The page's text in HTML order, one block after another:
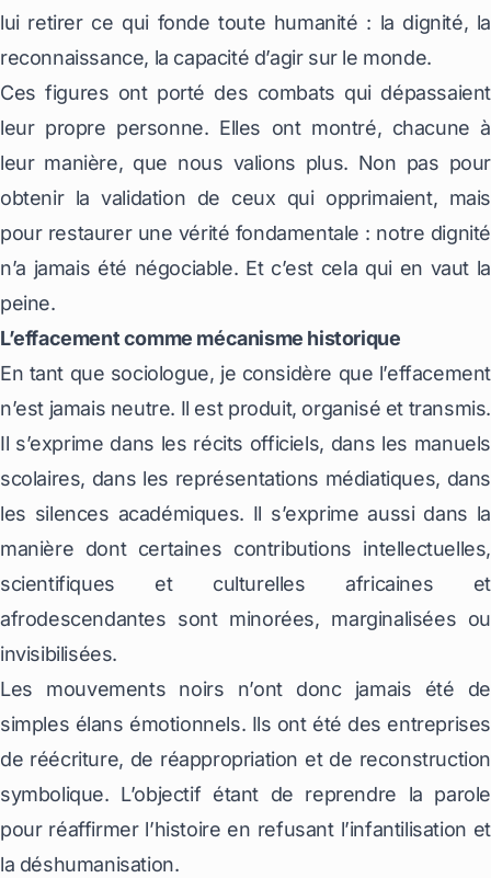
lui retirer ce qui fonde toute humanité : la dignité, la
reconnaissance, la capacité d’agir sur le monde.
Ces figures ont porté des combats qui dépassaient
leur propre personne. Elles ont montré, chacune à
leur manière, que nous valions plus. Non pas pour
obtenir la validation de ceux qui opprimaient, mais
pour restaurer une vérité fondamentale : notre dignité
n’a jamais été négociable. Et c’est cela qui en vaut la
peine.
L’effacement comme mécanisme historique
En tant que sociologue, je considère que l’effacement
n’est jamais neutre. Il est produit, organisé et transmis.
Il s’exprime dans les récits officiels, dans les manuels
scolaires, dans les représentations médiatiques, dans
les silences académiques. Il s’exprime aussi dans la
manière dont certaines contributions intellectuelles,
scientifiques et culturelles africaines et
afrodescendantes sont minorées, marginalisées ou
invisibilisées.
Les mouvements noirs n’ont donc jamais été de
simples élans émotionnels. Ils ont été des entreprises
de réécriture, de réappropriation et de reconstruction
symbolique. L’objectif étant de reprendre la parole
pour réaffirmer l’histoire en refusant l’infantilisation et
la déshumanisation.